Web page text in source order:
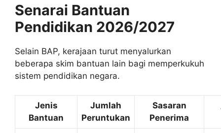
Senarai Bantuan
Pendidikan 2026/2027
Selain BAP, kerajaan turut menyalurkan
beberapa skim bantuan lain bagi memperkukuh
sistem pendidikan negara.
Jenis
Bantuan
Jumlah
Peruntukan
Sasaran
Penerima